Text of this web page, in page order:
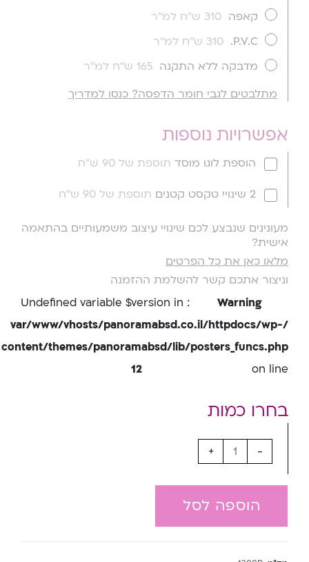
קאפה 310 ש''ח למ''ר
P.V.C.
310 ש''ח למ''ר
מדבקה ללא התקנה 165 ש''ח למ''ר
מתלבטים לגבי חומר הדפסה? כנסו למדריך
אפשרויות נוספות
הוספת לוגו מוסד תוספת של 90 ש"ח
2 שינויי טקסט קטנים תוספת של 90 ש"ח
מעונינים שנבצע לכם שינויי עיצוב משמעותיים בהתאמה
אישית?
מלאו כאן את כל הפרטים
וניצור אתכם קשר להשלמת ההזמנה
Warning
: Undefined variable $version in
/var/www/vhosts/panoramabsd.co.il/httpdocs/wp-
content/themes/panoramabsd/lib/posters_funcs.php
on line
12
-
+
הוספה לסל